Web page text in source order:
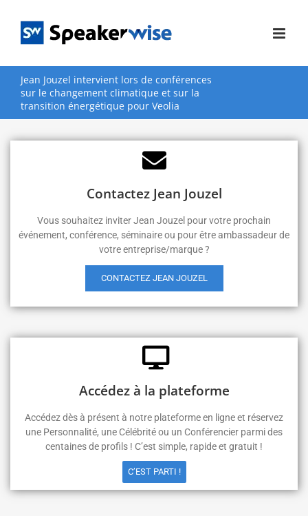
contenu
Jean Jouzel intervient lors de conférences
sur le changement climatique et sur la
transition énergétique pour Veolia
Contactez Jean Jouzel
Vous souhaitez inviter Jean Jouzel pour votre prochain
événement, conférence, séminaire ou pour être ambassadeur de
votre entreprise/marque ?
CONTACTEZ JEAN JOUZEL
Accédez à la plateforme
Accédez dès à présent à notre plateforme en ligne et réservez
une Personnalité, une Célébrité ou un Conférencier parmi des
centaines de profils ! C’est simple, rapide et gratuit !
C’EST PARTI !